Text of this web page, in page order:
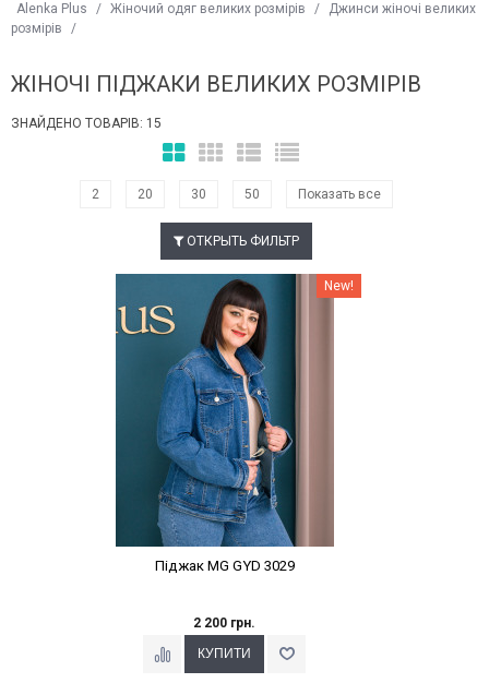
Alenka Plus / Жіночий одяг великих розмірів /
Джинси жіночі великих
розмірів
/
ЖІНОЧІ ПІДЖАКИ ВЕЛИКИХ РОЗМІРІВ
ЗНАЙДЕНО ТОВАРІВ: 15
2 20 30 50 Показать все
ОТКРЫТЬ ФИЛЬТР
Наклейки Варіант з % New!
Піджак MG GYD 3029
2 200 грн.